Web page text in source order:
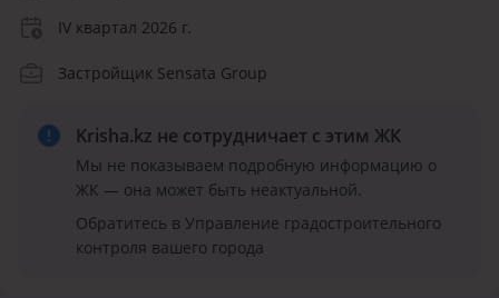
IV квартал 2026 г.
Застройщик Sensata Group
Krisha.kz не сотрудничает с этим ЖК
Мы не показываем подробную информацию о
ЖК — она может быть неактуальной.
Обратитесь в Управление градостроительного
контроля вашего города